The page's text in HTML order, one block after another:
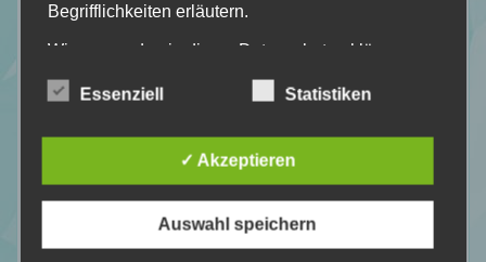
Bitten
Blackbird Academy - Liebe den Tod
Was wir verloren glaubten
Harry Potter und der Feuerkelch
In Nomine Patris
Begrifflichkeiten erläutern.
Wir verwenden in dieser Datenschutzerklärung
a) personenbezogene Daten
Personenbezogene Daten sind alle
Informationen, die sich auf eine identifizierte
oder identifizierbare natürliche Person (im
Essenziell Statistiken
✓ Akzeptieren
Auswahl speichern